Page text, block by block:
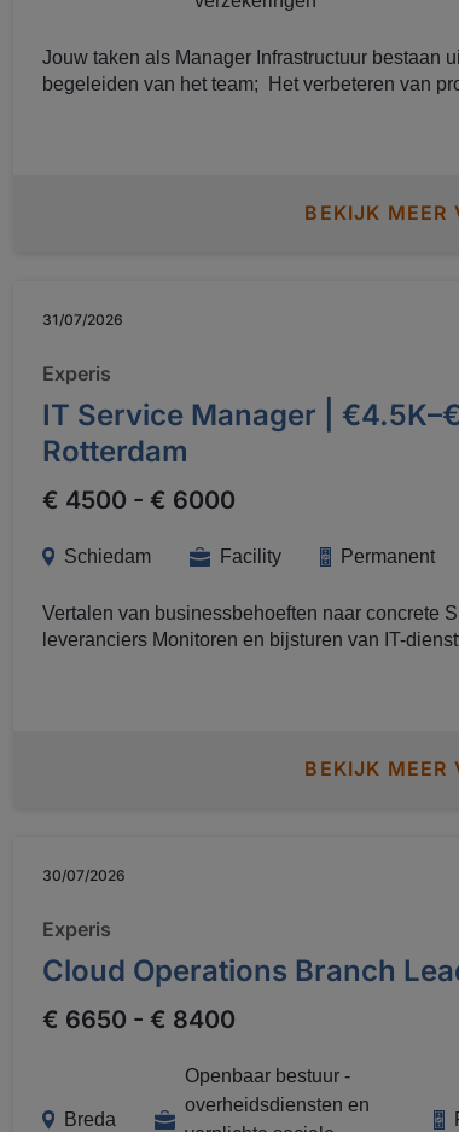
Jouw taken als Manager Infrastructuur bestaan uit: Het aansturen, coachen
begeleiden van het team; Het verbeteren van processen; Het opstellen van
BEKIJK MEER
31/07/2026
Experis
IT Service Manager |
Rotterdam
€ 4500 - € 6000
Schiedam Facility Permanent
Vertalen van businessbehoeften naar concrete
leveranciers Monitoren en bijsturen van IT-dienstverlening en
BEKIJK MEER
30/07/2026
Experis
Cloud Operations Branch
€ 6650 - € 8400
Breda
Openbaar bestuur -
overheidsdiensten en